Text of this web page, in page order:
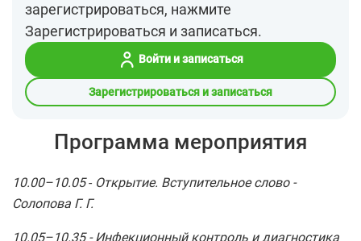
зарегистрироваться, нажмите
Зарегистрироваться и записаться.
Войти и записаться
Зарегистрироваться и записаться
Программа мероприятия
10.00–10.05- Открытие. Вступительное слово -
Солопова Г. Г.
10.05–10.35 -Инфекционный контроль и диагностика